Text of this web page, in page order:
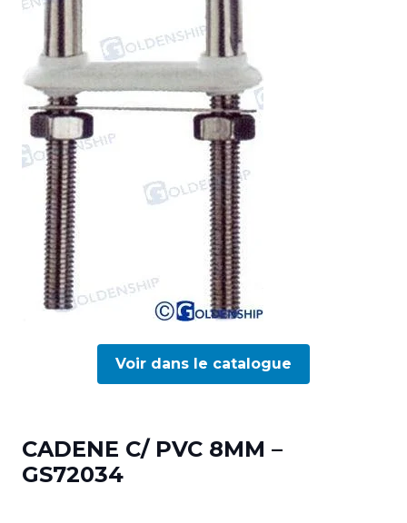
Voir dans le catalogue
CADENE C/ PVC 8MM –
GS72034